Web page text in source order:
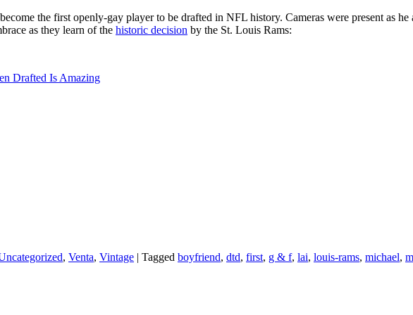
the first openly-gay player to be drafted in NFL history. Cameras were present as
as they learn of the historic decision by the St. Louis Rams:
Drafted Is Amazing
, Venta, Vintage | Tagged boyfriend, dtd, first, g & f, lai, louis-rams, michael,